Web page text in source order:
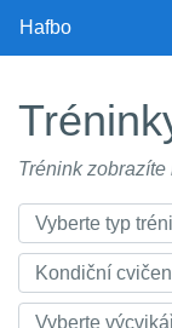
Hafbo
Trénink